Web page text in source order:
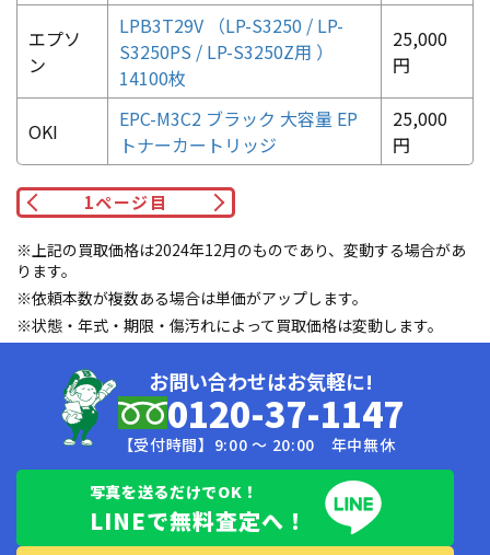
エプソ
ン
LPB3T29V （LP-S3250 / LP-
S3250PS / LP-S3250Z用 ）
14100枚
25,000
円
OKI
EPC-M3C2 ブラック 大容量 EP
トナーカートリッジ
25,000
円
1ページ目
※上記の買取価格は2024年12月のものであり、変動する場合があ
ります。
※依頼本数が複数ある場合は単価がアップします。
※状態・年式・期限・傷汚れによって買取価格は変動します。
お問い合わせはお気軽に!
0120-37-1147
【受付時間】9:00 〜 20:00 年中無休
写真を送るだけでOK！
LINEで無料査定へ！